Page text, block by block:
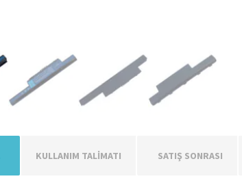
KULLANIM TALİMATI SATIŞ SONRASI